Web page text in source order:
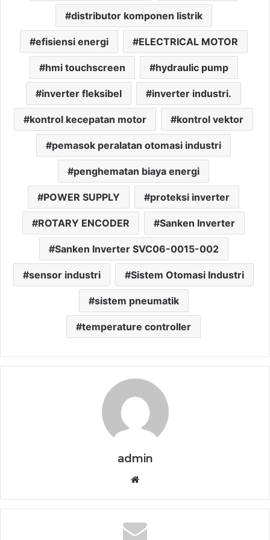
distributor komponen listrik
efisiensi energi ELECTRICAL MOTOR
hmi touchscreen hydraulic pump
inverter fleksibel inverter industri.
kontrol kecepatan motor kontrol vektor
pemasok peralatan otomasi industri
penghematan biaya energi
POWER SUPPLY proteksi inverter
ROTARY ENCODER Sanken Inverter
Sanken Inverter SVC06-0015-002
sensor industri Sistem Otomasi Industri
sistem pneumatik
temperature controller
admin
Website